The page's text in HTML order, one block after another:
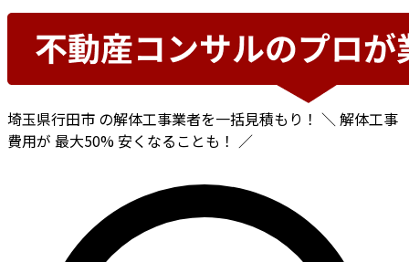
埼玉県行田市 の解体工事業者を一括見積もり！ ＼ 解体工事
費用が 最大50%安くなることも！ ／